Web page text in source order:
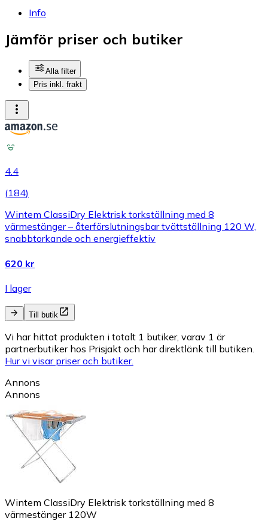
Info
Jämför priser och butiker
Alla filter
Pris inkl. frakt
4.4
(184)
Wintem ClassiDry Elektrisk torkställning med 8
värmestänger – återförslutningsbar tvättställning 120 W,
snabbtorkande och energieffektiv
620 kr
I lager
Till butik
Vi har hittat produkten i totalt 1 butiker, varav 1 är
partnerbutiker hos Prisjakt och har direktlänk till butiken.
Hur vi visar priser och butiker.
Annons
Annons
Wintem ClassiDry Elektrisk torkställning med 8
värmestänger 120W